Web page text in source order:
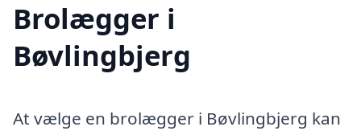
Brolægger i
Bøvlingbjerg
At vælge en brolægger i Bøvlingbjerg kan